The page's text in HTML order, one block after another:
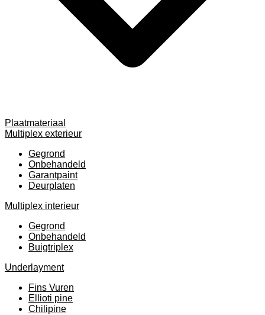
Plaatmateriaal
Multiplex exterieur
Gegrond
Onbehandeld
Garantpaint
Deurplaten
Multiplex interieur
Gegrond
Onbehandeld
Buigtriplex
Underlayment
Fins Vuren
Ellioti pine
Chilipine